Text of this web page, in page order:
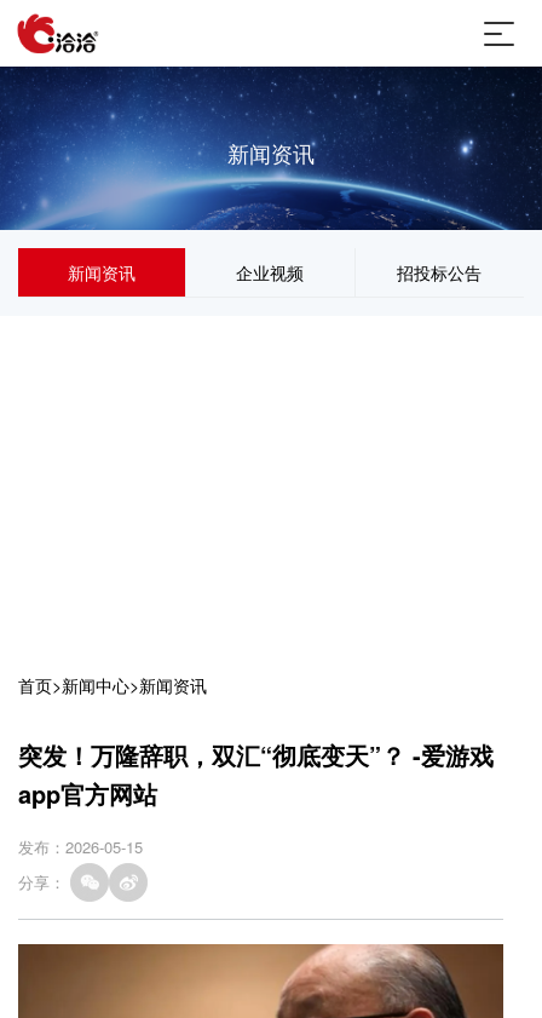
新闻资讯
新闻资讯 企业视频 招投标公告
首页>新闻中心>新闻资讯
突发！万隆辞职，双汇“彻底变天”？ -爱游戏
app官方网站
发布：2026-05-15
分享：